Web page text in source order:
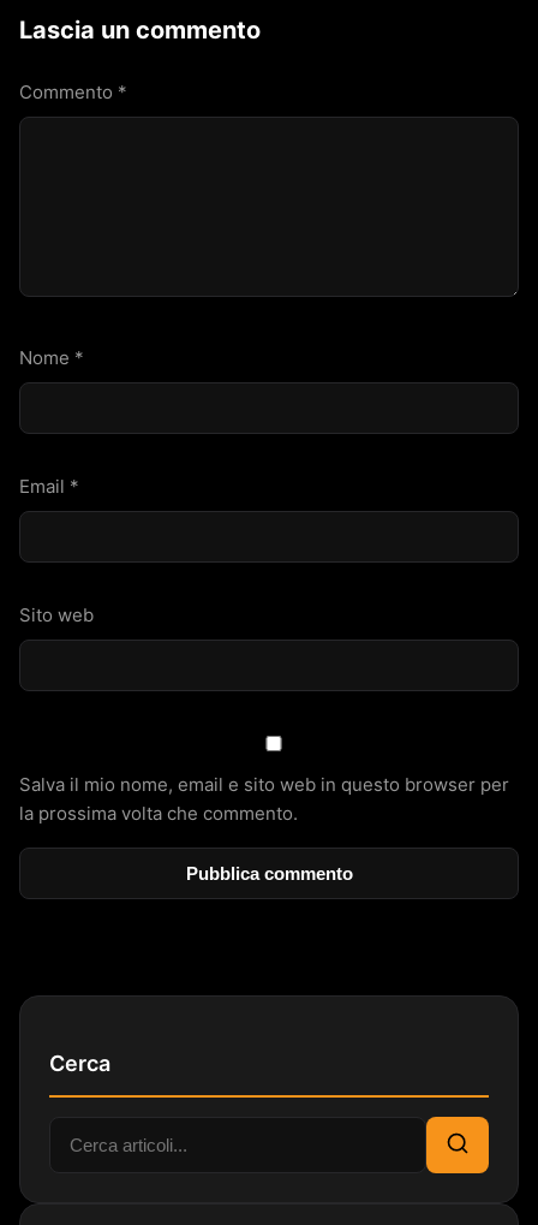
Lascia un commento
Commento *
Nome *
Email *
Sito web
Salva il mio nome, email e sito web in questo browser per
la prossima volta che commento.
Cerca
Cerca:
Cerca